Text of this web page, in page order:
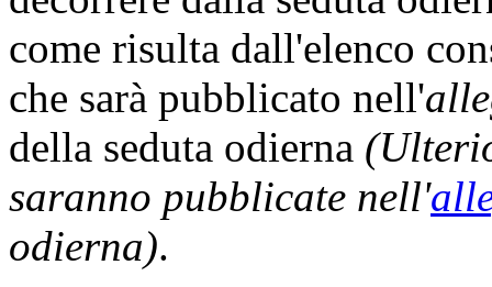
come risulta dall'elenco
che sarà pubblicato nell'
della seduta odierna
saranno pubblicate nell'
odierna).